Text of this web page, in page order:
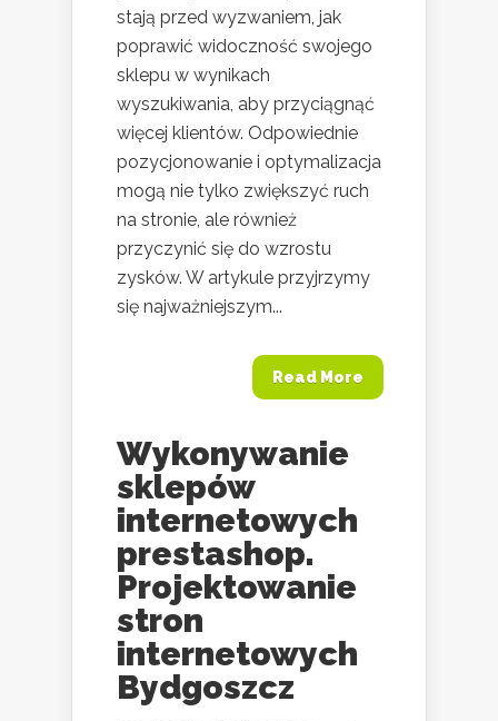
stają przed wyzwaniem, jak
poprawić widoczność swojego
sklepu w wynikach
wyszukiwania, aby przyciągnąć
więcej klientów. Odpowiednie
pozycjonowanie i optymalizacja
mogą nie tylko zwiększyć ruch
na stronie, ale również
przyczynić się do wzrostu
zysków. W artykule przyjrzymy
się najważniejszym...
Read More
Wykonywanie
sklepów
internetowych
prestashop.
Projektowanie
stron
internetowych
Bydgoszcz